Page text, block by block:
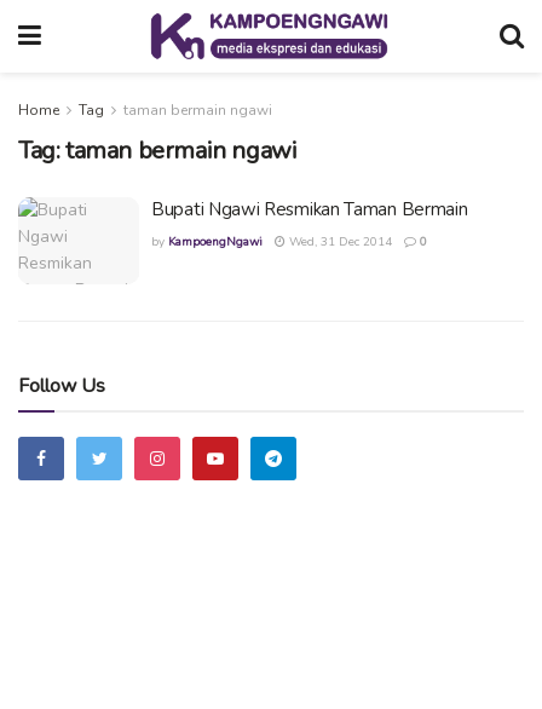
Home Tag taman bermain ngawi
Tag:taman bermain ngawi
Bupati Ngawi Resmikan Taman Bermain
by KampoengNgawi Wed, 31 Dec 2014 0
Follow Us